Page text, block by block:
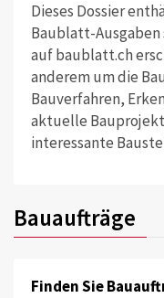
Dieses Dossier
Baublatt-Ausgaben
auf baublatt.ch
anderem um die
Bauverfahren,
aktuelle
interessante
Bauaufträge
Finden Sie